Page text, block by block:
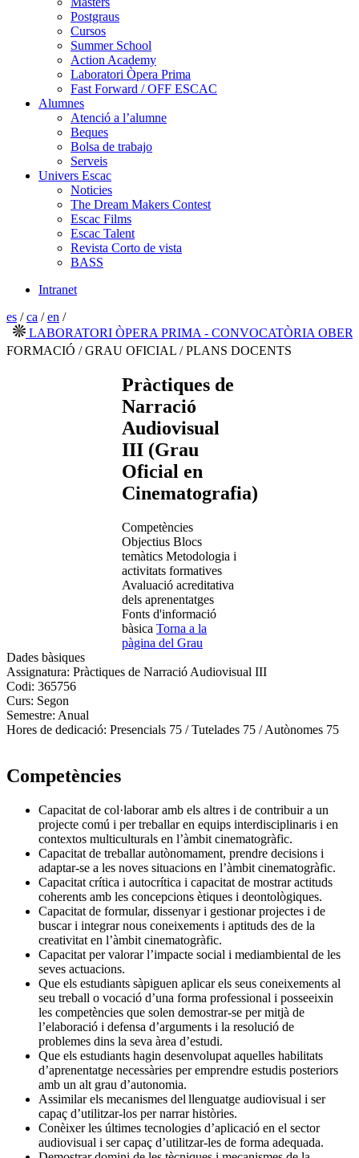
Postgraus
Cursos
Summer School
Action Academy
Laboratori Òpera Prima
Fast Forward / OFF ESCAC
Alumnes
Atenció a l’alumne
Beques
Bolsa de trabajo
Serveis
Univers Escac
Noticies
The Dream Makers Contest
Escac Films
Escac Talent
Revista Corto de vista
BASS
Intranet
es /ca /en /
LABORATORI ÒPERA PRIMA - CONVOCATÒRIA OBERTA
FORMACIÓ / GRAU OFICIAL / PLANS DOCENTS
Pràctiques de
Narració
Audiovisual
III (Grau
Oficial en
Cinematografia)
Competències
Objectius Blocs
temàtics Metodologia i
activitats formatives
Avaluació acreditativa
dels aprenentatges
Fonts d'informació
bàsica Torna a la
pàgina del Grau
Dades bàsiques
Assignatura: Pràctiques de Narració Audiovisual III
Codi: 365756
Curs: Segon
Semestre: Anual
Hores de dedicació: Presencials 75 / Tutelades 75 / Autònomes 75
Competències
Capacitat de col·laborar amb els altres i de contribuir a un
projecte comú i per treballar en equips interdisciplinaris i en
contextos multiculturals en l’àmbit cinematogràfic.
Capacitat de treballar autònomament, prendre decisions i
adaptar-se a les noves situacions en l’àmbit cinematogràfic.
Capacitat crítica i autocrítica i capacitat de mostrar actituds
coherents amb les concepcions ètiques i deontològiques.
Capacitat de formular, dissenyar i gestionar projectes i de
buscar i integrar nous coneixements i aptituds des de la
creativitat en l’àmbit cinematogràfic.
Capacitat per valorar l’impacte social i mediambiental de les
seves actuacions.
Que els estudiants sàpiguen aplicar els seus coneixements al
seu treball o vocació d’una forma professional i posseeixin
les competències que solen demostrar-se per mitjà de
l’elaboració i defensa d’arguments i la resolució de
problemes dins la seva àrea d’estudi.
Que els estudiants hagin desenvolupat aquelles habilitats
d’aprenentatge necessàries per emprendre estudis posteriors
amb un alt grau d’autonomia.
Assimilar els mecanismes del llenguatge audiovisual i ser
capaç d’utilitzar-los per narrar històries.
Conèixer les últimes tecnologies d’aplicació en el sector
audiovisual i ser capaç d’utilitzar-les de forma adequada.